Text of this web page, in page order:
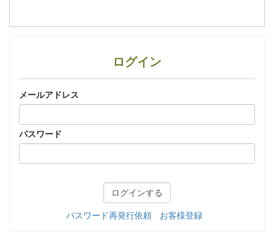
ログイン
メールアドレス
パスワード
パスワード再発行依頼 お客様登録